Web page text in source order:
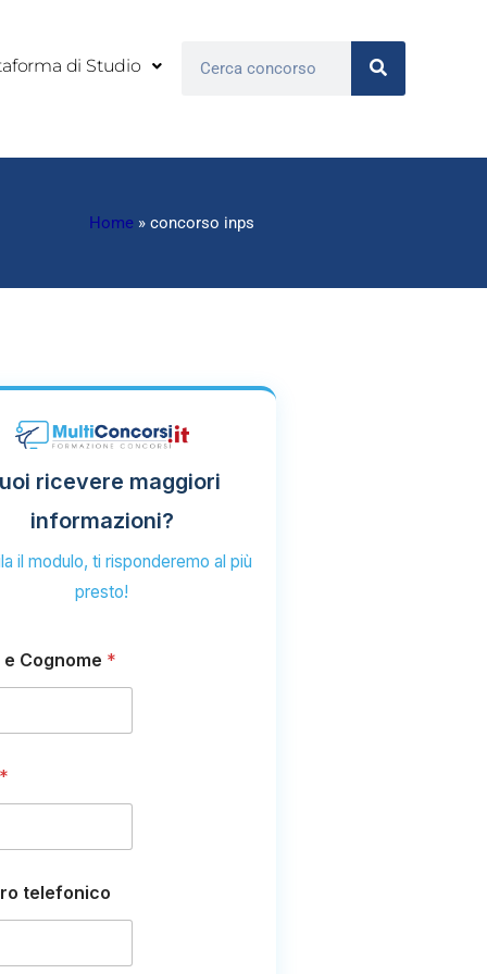
di Studio Cerca
Home » concorso inps
ricevere maggiori
informazioni?
il modulo, ti risponderemo al più
presto!
e Cognome *
*
telefonico